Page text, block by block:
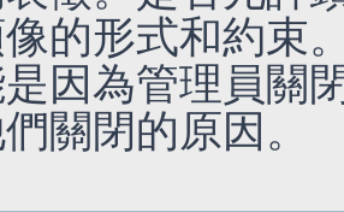
的形式和約束
因為管理員關
關閉的原因。